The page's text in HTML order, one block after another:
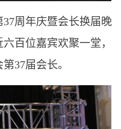
周年庆暨会长换届晚
百位嘉宾欢聚一堂，
37届会长。